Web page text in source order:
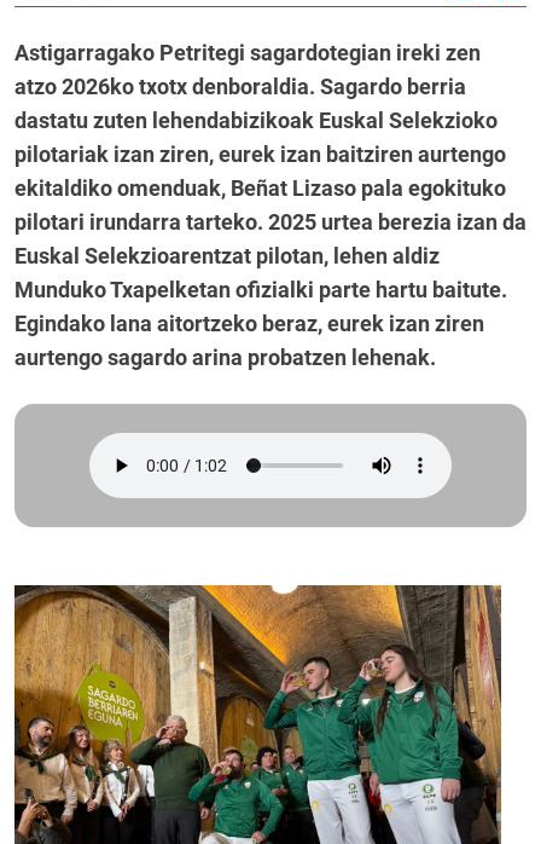
Astigarragako Petritegi sagardotegian ireki zen
atzo 2026ko txotx denboraldia. Sagardo berria
dastatu zuten lehendabizikoak Euskal Selekzioko
pilotariak izan ziren, eurek izan baitziren aurtengo
ekitaldiko omenduak, Beñat Lizaso pala egokituko
pilotari irundarra tarteko. 2025 urtea berezia izan da
Euskal Selekzioarentzat pilotan, lehen aldiz
Munduko Txapelketan ofizialki parte hartu baitute.
Egindako lana aitortzeko beraz, eurek izan ziren
aurtengo sagardo arina probatzen lehenak.